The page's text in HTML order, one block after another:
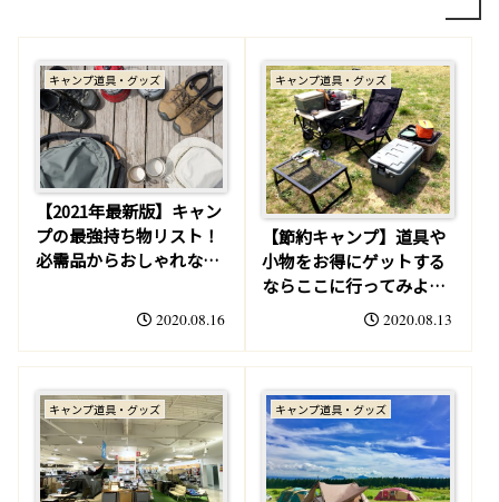
キャンプ道具・グッズ
【2021年最新版】キャン
プの最強持ち物リスト！
必需品からおしゃれなア
2020.08.16
キャンプ道具・グッズ
【節約キャンプ】道具や
小物をお得にゲットする
ならここに行ってみよ
う！お買い得おすすめス
2020.08.13
キャンプ道具・グッズ キャンプ道具・グッズ